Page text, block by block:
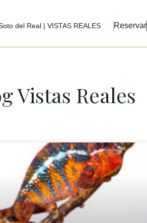
del Real | VISTAS REALES Reservar
Vistas Reales